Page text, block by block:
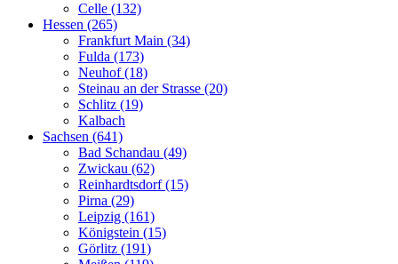
Celle (132)
Hessen (265)
Frankfurt Main (34)
Fulda (173)
Neuhof (18)
Steinau an der Strasse (20)
Schlitz (19)
Kalbach
Sachsen (641)
Bad Schandau (49)
Zwickau (62)
Reinhardtsdorf (15)
Pirna (29)
Leipzig (161)
Königstein (15)
Görlitz (191)